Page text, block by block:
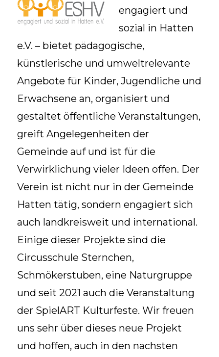
engagiert und
sozial in Hatten
e.V. – bietet pädagogische,
künstlerische und umweltrelevante
Angebote für Kinder, Jugendliche und
Erwachsene an, organisiert und
gestaltet öffentliche Veranstaltungen,
greift Angelegenheiten der
Gemeinde auf und ist für die
Verwirklichung vieler Ideen offen. Der
Verein ist nicht nur in der Gemeinde
Hatten tätig, sondern engagiert sich
auch landkreisweit und international.
Einige dieser Projekte sind die
Circusschule Sternchen,
Schmökerstuben, eine Naturgruppe
und seit 2021 auch die Veranstaltung
der SpielART Kulturfeste. Wir freuen
uns sehr über dieses neue Projekt
und hoffen, auch in den nächsten